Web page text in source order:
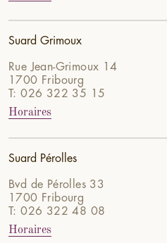
Suard Grimoux
Rue Jean-Grimoux 14
1700 Fribourg
T: 026 322 35 15
Horaires
Suard Pérolles
Bvd de Pérolles 33
1700 Fribourg
T: 026 322 48 08
Horaires